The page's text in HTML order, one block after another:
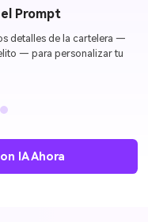
AI Mugshot Makerse
de alta calidad hecha
y compartir.
IA Ahora